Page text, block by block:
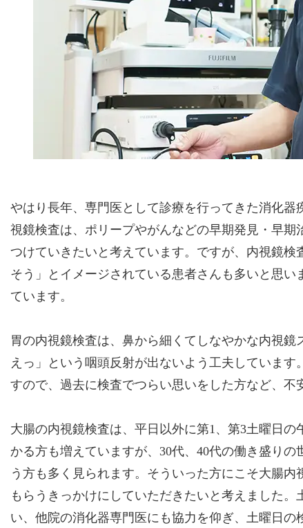
やはり長年、専門医として診療を行ってきた消化
視鏡検査は、ポリープやがんなどの早期発見・早
つけていきたいと考えています。ですが、内視鏡
そう」とイメージされている患者さんも多いと思
ています。
胃の内視鏡検査は、鼻から細くてしなやかな内視
えっ」という咽頭反射が出ないよう工夫していま
すので、過去に検査でつらい思いをした方など、不
大腸の内視鏡検査は、平日以外に第1、第3土曜日
かる方も増えていますが、30代、40代の働き盛り
う方も多く見られます。そういった方にこそ大腸
もらうきっかけにしていただきたいと考えました
い、他院の消化器専門医にも協力を仰ぎ、土曜日の